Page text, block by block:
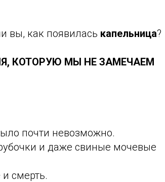
вы, как появилась капельница?
КОТОРУЮ МЫ НЕ ЗАМЕЧАЕМ
почти невозможно.
и даже свиные мочевые
смерть.